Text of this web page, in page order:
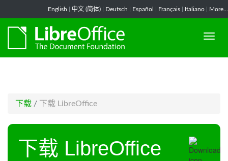
English 中文 (简体) Deutsch Español Français Italiano More...
下载 / 下载 LibreOffice
下载 LibreOffice